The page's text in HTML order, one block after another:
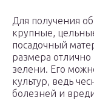
Для получения
крупные,
посадочный
размера
зелени. Его
культур, ведь
болезней и